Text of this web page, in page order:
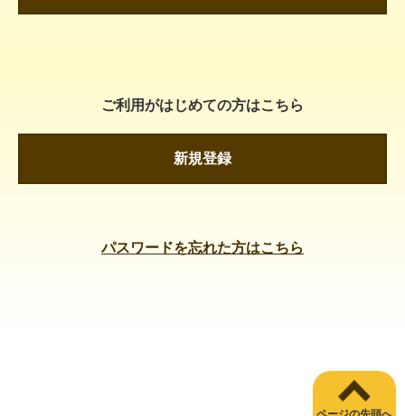
ご利用がはじめての方はこちら
新規登録
パスワードを忘れた方はこちら